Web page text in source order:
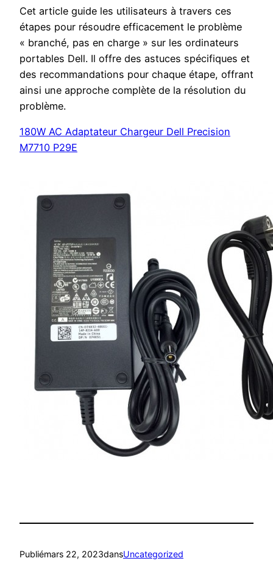
Cet article guide les utilisateurs à travers ces
étapes pour résoudre efficacement le problème
« branché, pas en charge » sur les ordinateurs
portables Dell. Il offre des astuces spécifiques et
des recommandations pour chaque étape, offrant
ainsi une approche complète de la résolution du
problème.
180W AC Adaptateur Chargeur Dell Precision
M7710 P29E
Publiémars 22, 2023dansUncategorized